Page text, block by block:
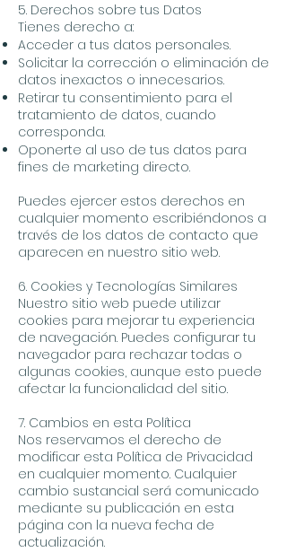
5. Derechos sobre tus Datos
Tienes derecho a:
Acceder a tus datos personales.
Solicitar la corrección o eliminación de
datos inexactos o innecesarios.
Retirar tu consentimiento para el
tratamiento de datos, cuando
corresponda.
Oponerte al uso de tus datos para
fines de marketing directo.
Puedes ejercer estos derechos en
cualquier momento escribiéndonos a
través de los datos de contacto que
aparecen en nuestro sitio web.
6. Cookies y Tecnologías Similares
Nuestro sitio web puede utilizar
cookies para mejorar tu experiencia
de navegación. Puedes configurar tu
navegador para rechazar todas o
algunas cookies, aunque esto puede
afectar la funcionalidad del sitio.
7. Cambios en esta Política
Nos reservamos el derecho de
modificar esta Política de Privacidad
en cualquier momento. Cualquier
cambio sustancial será comunicado
mediante su publicación en esta
página con la nueva fecha de
actualización.